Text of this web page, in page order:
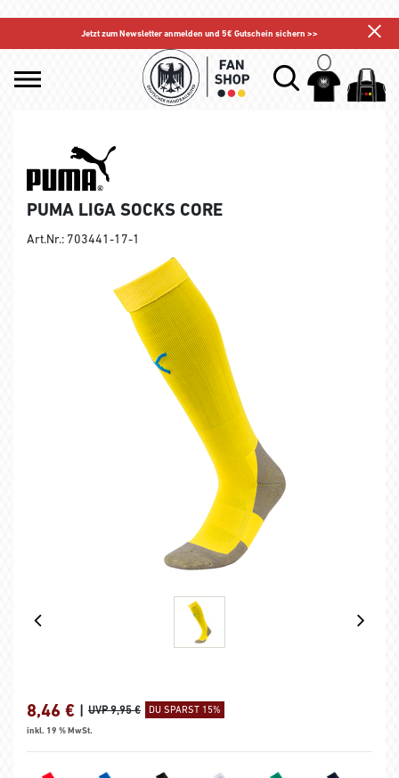
Jetzt zum Newsletter anmelden und 5€ Gutschein sichern >>
PUMA LIGA SOCKS CORE
Art.Nr.: 703441-17-1
8,46 € | UVP 9,95 € DU SPARST 15%
inkl. 19 % MwSt.